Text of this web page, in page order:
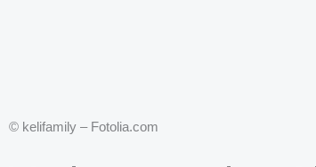
© kelifamily – Fotolia.com